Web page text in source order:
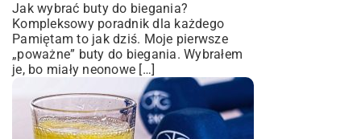
Jak wybrać buty do biegania?
Kompleksowy poradnik dla każdego
Pamiętam to jak dziś. Moje pierwsze
„poważne” buty do biegania. Wybrałem
je, bo miały neonowe […]